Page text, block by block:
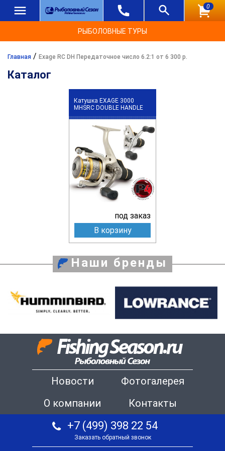
0
РЫБОЛОВНЫЕ ТУРЫ
Главная / Exage RC DH Передаточное число 6.2:1 от 6 300 р.
Каталог
Катушка EXAGE 3000
MHSRC DOUBLE HANDLE
под заказ
В корзину
Наши бренды
Новости
Фотогалерея
О компании
Контакты
+7 (499) 398 22 54
Заказать обратный звонок